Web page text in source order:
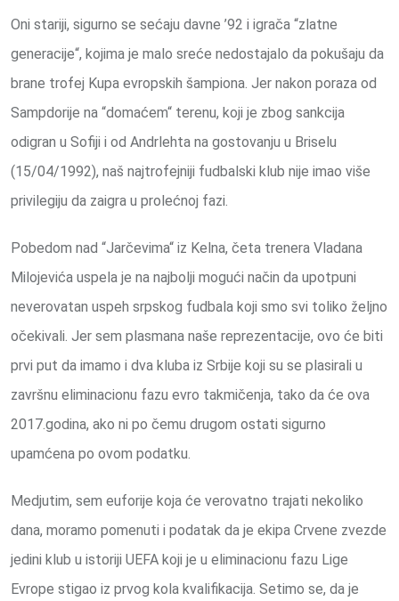
Oni stariji, sigurno se sećaju davne ’92 i igrača “zlatne
generacije“, kojima je malo sreće nedostajalo da pokušaju da
brane trofej Kupa evropskih šampiona. Jer nakon poraza od
Sampdorije na “domaćem“ terenu, koji je zbog sankcija
odigran u Sofiji i od Andrlehta na gostovanju u Briselu
(15/04/1992), naš najtrofejniji fudbalski klub nije imao više
privilegiju da zaigra u prolećnoj fazi.
Pobedom nad “Jarčevima“ iz Kelna, četa trenera Vladana
Milojevića uspela je na najbolji mogući način da upotpuni
neverovatan uspeh srpskog fudbala koji smo svi toliko željno
očekivali. Jer sem plasmana naše reprezentacije, ovo će biti
prvi put da imamo i dva kluba iz Srbije koji su se plasirali u
završnu eliminacionu fazu evro takmičenja, tako da će ova
2017.godina, ako ni po čemu drugom ostati sigurno
upamćena po ovom podatku.
Medjutim, sem euforije koja će verovatno trajati nekoliko
dana, moramo pomenuti i podatak da je ekipa Crvene zvezde
jedini klub u istoriji UEFA koji je u eliminacionu fazu Lige
Evrope stigao iz prvog kola kvalifikacija. Setimo se, da je